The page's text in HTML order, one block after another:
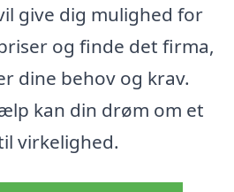
give dig mulighed for
og finde det firma,
dine behov og krav.
kan din drøm om et
virkelighed.